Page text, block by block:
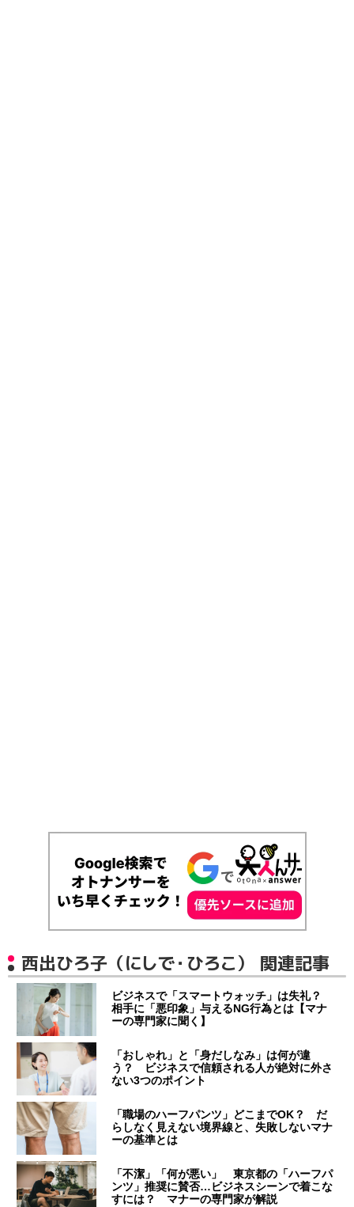
西出ひろ子（にしで・ひろこ） 関連記事
ビジネスで「スマートウォッチ」は失礼？
相手に「悪印象」与えるNG行為とは【マナ
ーの専門家に聞く】
「おしゃれ」と「身だしなみ」は何が違
う？ ビジネスで信頼される人が絶対に外さ
ない3つのポイント
「職場のハーフパンツ」どこまでOK？ だ
らしなく見えない境界線と、失敗しないマナ
ーの基準とは
「不潔」「何が悪い」 東京都の「ハーフパ
ンツ」推奨に賛否…ビジネスシーンで着こな
すには？ マナーの専門家が解説